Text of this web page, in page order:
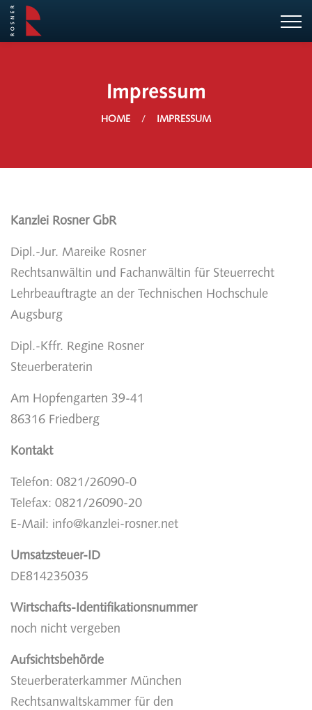
Impressum
HOME IMPRESSUM
Kanzlei Rosner GbR
Dipl.-Jur. Mareike Rosner
Rechtsanwältin und Fachanwältin für Steuerrecht
Lehrbeauftragte an der Technischen Hochschule
Augsburg
Dipl.-Kffr. Regine Rosner
Steuerberaterin
Am Hopfengarten 39-41
86316 Friedberg
Kontakt
Telefon: 0821/26090-0
Telefax: 0821/26090-20
E-Mail: info@kanzlei-rosner.net
Umsatzsteuer-ID
DE814235035
Wirtschafts-Identifikationsnummer
noch nicht vergeben
Aufsichtsbehörde
Steuerberaterkammer München
Rechtsanwaltskammer für den